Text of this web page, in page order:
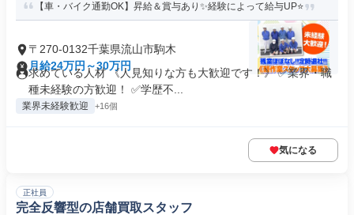
【車・バイク通勤OK】昇給＆賞与あり✨経験によって給与UP⭐
〒270-0132千葉県流山市駒木
月給24万円～30万円
求めている人材 《人見知りな方も大歓迎です！》 ✅業界・職
種未経験の方歓迎！ ✅学歴不...
業界未経験歓迎 +16個
気になる
正社員
完全反響型の店舗買取スタッフ